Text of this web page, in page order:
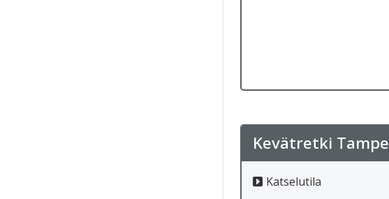
Kevätretki
Katselutila